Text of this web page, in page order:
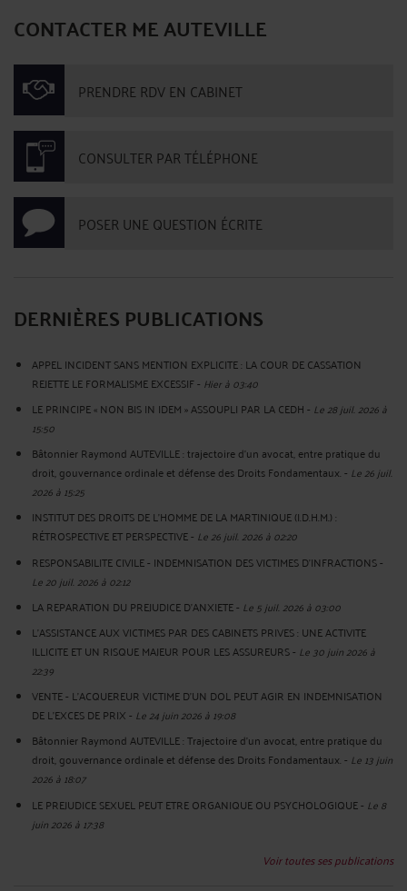
CONTACTER ME AUTEVILLE
PRENDRE RDV EN CABINET
CONSULTER PAR TÉLÉPHONE
POSER UNE QUESTION ÉCRITE
DERNIÈRES PUBLICATIONS
APPEL INCIDENT SANS MENTION EXPLICITE : LA COUR DE CASSATION
REJETTE LE FORMALISME EXCESSIF- Hier à 03:40
LE PRINCIPE « NON BIS IN IDEM » ASSOUPLI PAR LA CEDH- Le 28 juil. 2026 à
15:50
Bâtonnier Raymond AUTEVILLE : trajectoire d’un avocat, entre pratique du
droit, gouvernance ordinale et défense des Droits Fondamentaux.- Le 26 juil.
2026 à 15:25
INSTITUT DES DROITS DE L'HOMME DE LA MARTINIQUE (I.D.H.M.) :
RÉTROSPECTIVE ET PERSPECTIVE- Le 26 juil. 2026 à 02:20
RESPONSABILITE CIVILE - INDEMNISATION DES VICTIMES D'INFRACTIONS-
Le 20 juil. 2026 à 02:12
LA REPARATION DU PREJUDICE D’ANXIETE- Le 5 juil. 2026 à 03:00
L'ASSISTANCE AUX VICTIMES PAR DES CABINETS PRIVES : UNE ACTIVITE
ILLICITE ET UN RISQUE MAJEUR POUR LES ASSUREURS- Le 30 juin 2026 à
22:39
VENTE - L'ACQUEREUR VICTIME D'UN DOL PEUT AGIR EN INDEMNISATION
DE L'EXCES DE PRIX- Le 24 juin 2026 à 19:08
Bâtonnier Raymond AUTEVILLE : Trajectoire d’un avocat, entre pratique du
droit, gouvernance ordinale et défense des Droits Fondamentaux.- Le 13 juin
2026 à 18:07
LE PREJUDICE SEXUEL PEUT ETRE ORGANIQUE OU PSYCHOLOGIQUE- Le 8
juin 2026 à 17:38
Voir toutes ses publications